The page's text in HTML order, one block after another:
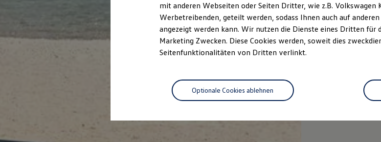
Reparatur, Pflege & Inspektion
Servicetermin anfragen
Service-Vorteile bei Volkswagen Nutzfahrzeuge
ServicePlus
VW Connect für Ihren Transporter/Caravelle
VW Connect für Ihren Amarok
VW Connect für andere Modelle
mit anderen Webseiten oder Seiten Dritter, wie z.B. Volkswagen
Werbetreibenden, geteilt werden, sodass Ihnen auch auf
angezeigt werden kann. Wir nutzen die Dienste eines Dritten für
Marketing Zwecken. Diese Cookies werden, soweit dies
Seitenfunktionalitäten von Dritten verlinkt.
Optionale Cookies ablehnen